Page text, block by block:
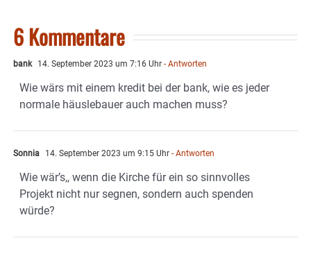
6 Kommentare
bank 14. September 2023 um 7:16 Uhr - Antworten
Wie wärs mit einem kredit bei der bank, wie es jeder
normale häuslebauer auch machen muss?
Sonnia 14. September 2023 um 9:15 Uhr - Antworten
Wie wär’s,, wenn die Kirche für ein so sinnvolles
Projekt nicht nur segnen, sondern auch spenden
würde?